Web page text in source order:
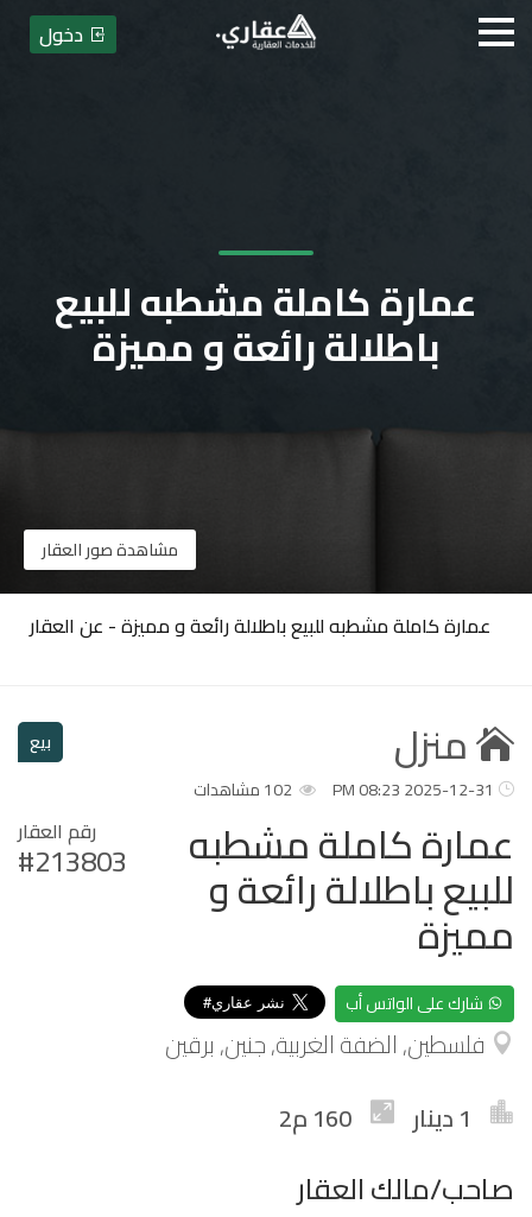
عمارة كاملة مشطبه للبيع
باطلالة رائعة و مميزة
مشاهدة صور العقار
عمارة كاملة مشطبه للبيع باطلالة رائعة و مميزة - عن العقار
منزل
بيع
عمارة كاملة مشطبه
للبيع باطلالة رائعة و
مميزة
رقم العقار
#213803
شارك على الواتس أب
فلسطين, الضفة الغربية, جنين, برقين
1 دينار
160 م2
صاحب/مالك العقار
دخول